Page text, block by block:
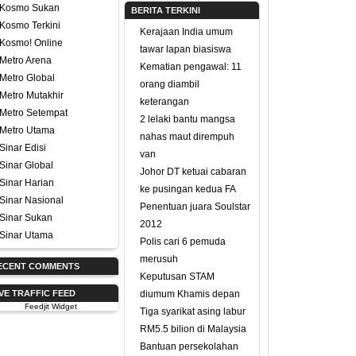
Kosmo Sukan
Kosmo Terkini
Kosmo! Online
Metro Arena
Metro Global
Metro Mutakhir
Metro Setempat
Metro Utama
Sinar Edisi
Sinar Global
Sinar Harian
Sinar Nasional
Sinar Sukan
Sinar Utama
COMMENTS
TRAFFIC FEED
Feedjit Widget
BERITA TERKINI
Kerajaan India umum
tawar lapan biasiswa
Kematian pengawal: 11
orang diambil
keterangan
2 lelaki bantu mangsa
nahas maut dirempuh
van
Johor DT ketuai cabaran
ke pusingan kedua FA
Penentuan juara Soulstar
2012
Polis cari 6 pemuda
merusuh
Keputusan STAM
diumum Khamis depan
Tiga syarikat asing labur
RM5.5 bilion di Malaysia
Bantuan persekolahan